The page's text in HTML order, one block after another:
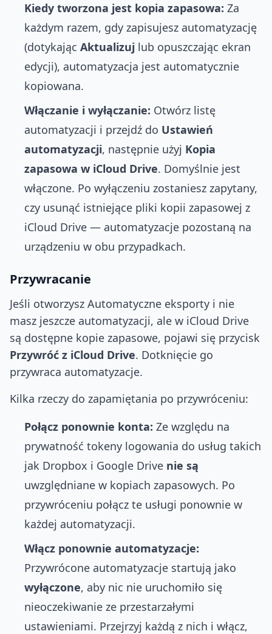
Kiedy tworzona jest kopia zapasowa: Za
każdym razem, gdy zapisujesz automatyzację
(dotykając Aktualizuj lub opuszczając ekran
edycji), automatyzacja jest automatycznie
kopiowana.
Włączanie i wyłączanie: Otwórz listę
automatyzacji i przejdź do Ustawień
automatyzacji, następnie użyj Kopia
zapasowa w iCloud Drive. Domyślnie jest
włączone. Po wyłączeniu zostaniesz zapytany,
czy usunąć istniejące pliki kopii zapasowej z
iCloud Drive — automatyzacje pozostaną na
urządzeniu w obu przypadkach.
Przywracanie
Jeśli otworzysz Automatyczne eksporty i nie
masz jeszcze automatyzacji, ale w iCloud Drive
są dostępne kopie zapasowe, pojawi się przycisk
Przywróć z iCloud Drive. Dotknięcie go
przywraca automatyzacje.
Kilka rzeczy do zapamiętania po przywróceniu:
Połącz ponownie konta: Ze względu na
prywatność tokeny logowania do usług takich
jak Dropbox i Google Drive nie są
uwzględniane w kopiach zapasowych. Po
przywróceniu połącz te usługi ponownie w
każdej automatyzacji.
Włącz ponownie automatyzacje:
Przywrócone automatyzacje startują jako
wyłączone, aby nic nie uruchomiło się
nieoczekiwanie ze przestarzałymi
ustawieniami. Przejrzyj każdą z nich i włącz,